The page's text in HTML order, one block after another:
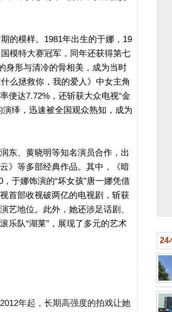
的模样。1981年出生的于娜，19
模特大赛冠军，同年还获得第七
身形与清冷的骨相美，成为当时
么拯救你，我的爱人》中女主角
便达7.72%，还斩获大众电视“金
绎，迅速被全国观众熟知，成为
东、黄晓明等知名演员合作，出
》等多部经典作品。其中，《暗
于娜饰演的“坏女孩”唐一娜凭借
首部收视破两亿的电视剧，斩获
艺地位。此外，她还涉足话剧、
乐队“湖莱”，展现了多元的艺术
年起，长期高强度的拍戏让她
24